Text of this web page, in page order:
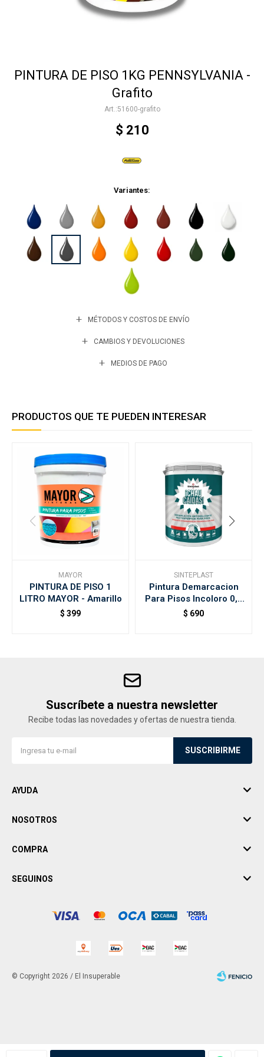
PINTURA DE PISO 1KG PENNSYLVANIA -
Grafito
51600-grafito
$ 210
Variantes:
MÉTODOS Y COSTOS DE ENVÍO
CAMBIOS Y DEVOLUCIONES
MEDIOS DE PAGO
PRODUCTOS QUE TE PUEDEN INTERESAR
MAYOR
PINTURA DE PISO 1
LITRO MAYOR - Amarillo
$ 399
SINTEPLAST
Pintura Demarcacion
Para Pisos Incoloro 0,9
Lt
$ 690
Suscríbete a nuestra newsletter
Recibe todas las novedades y ofertas de nuestra tienda.
SUSCRIBIRME
AYUDA
NOSOTROS
COMPRA
SEGUINOS
© Copyright 2026 / El Insuperable
Varios